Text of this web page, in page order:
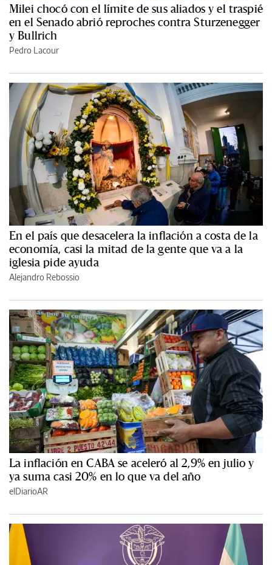
Milei chocó con el límite de sus aliados y el traspié
en el Senado abrió reproches contra Sturzenegger
y Bullrich
Pedro Lacour
En el país que desacelera la inflación a costa de la
economía, casi la mitad de la gente que va a la
iglesia pide ayuda
Alejandro Rebossio
La inflación en CABA se aceleró al 2,9% en julio y
ya suma casi 20% en lo que va del año
elDiarioAR